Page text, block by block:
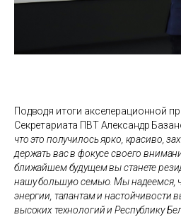
Подводя итоги акселерационной
Секретариата ПВТ Александр
что это получилось ярко, красиво,
держать вас в фокусе своего
ближайшем будущем вы станете
нашу большую семью. Мы надеемся,
энергии, талантам и настойчивости
высоких технологий и Республику